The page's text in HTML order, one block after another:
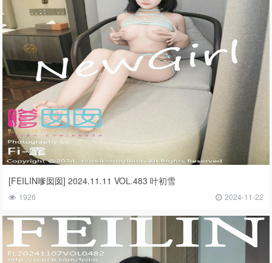
[FEILIN嗲囡囡] 2024.11.11 VOL.483 叶初雪
1926 2024-11-22